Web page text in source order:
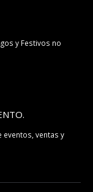
y Festivos no
ventas y